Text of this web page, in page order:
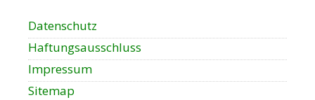
Datenschutz
Haftungsausschluss
Impressum
Sitemap